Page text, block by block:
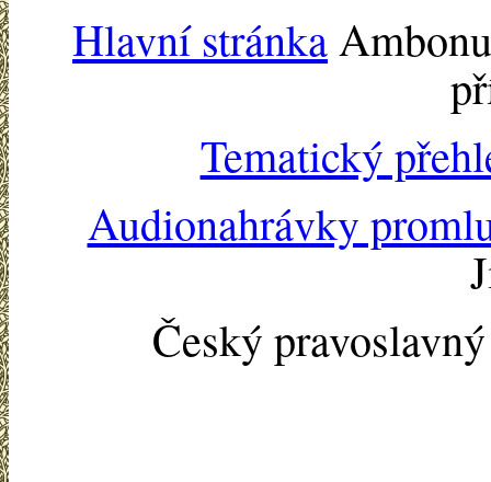
Hlavní stránka
Tematický
Audionahrávky
Český